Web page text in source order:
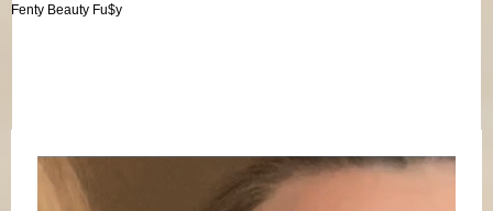
Fenty Beauty Fu$y